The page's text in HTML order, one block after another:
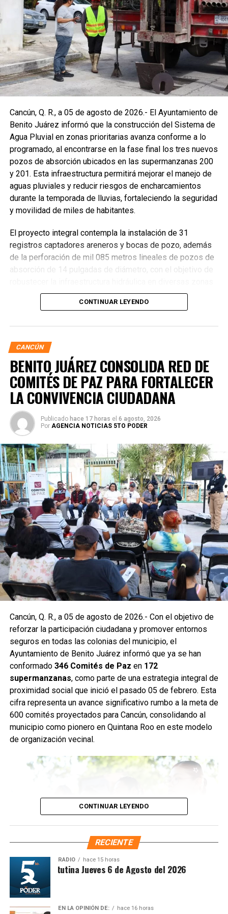
Cancún, Q. R., a 05 de agosto de 2026.- El Ayuntamiento de
Benito Juárez informó que la construcción del Sistema de
Agua Pluvial en zonas prioritarias avanza conforme a lo
programado, al encontrarse en la fase final los tres nuevos
pozos de absorción ubicados en las supermanzanas 200
y 201. Esta infraestructura permitirá mejorar el manejo de
aguas pluviales y reducir riesgos de encharcamientos
durante la temporada de lluvias, fortaleciendo la seguridad
y movilidad de miles de habitantes.
El proyecto integral contempla la instalación de 31
registros captadores areneros y bocas de pozo, además
de la perforación de mil 085 metros lineales de pozos de
absorción de 14 pulgadas de diámetro, con el objetivo de
de la ciudad. La Encargada de Despacho de la Presidencia
Municipal, Landy Guadalupe Canché Pantoja, supervisó
vialidades donde se colocó la nueva infraestructura.
En la Supermanzana 200 se edificaron dos pozos sobre la
avenida Hacienda de Chunchucmil, mientras que en la
Supermanzana 201 se construyó uno más en la
intersección de las avenidas Hacienda de Chunchucmil y
Hacienda de la Ciénega. Estas acciones forman parte de
un programa mayor que incluye trabajos en las
supermanzanas 93, 94, 95, 96, 99, 100, 101, 102, 105, 251,
255 y 517.
Como parte de las labores permanentes de prevención,
también se realizaron desazolves en pozos de absorción
de las supermanzanas 213 y 235, donde personal de
Servicios Públicos retiró basura vegetal, tierra y otros
desechos que obstruyen el flujo pluvial. En la
Supermanzana 235 se complementó la jornada con una
brigada de descacharrización para evitar la formación de
basureros clandestinos y promover la correcta
disposición de muebles, electrodomésticos y llantas.
Fuente: 5to Poder Agencia de Noticias
CONTINUAR LEYENDO
CANCÚN
BENITO JUÁREZ CONSOLIDA RED DE
COMITÉS DE PAZ PARA FORTALECER
LA CONVIVENCIA CIUDADANA
Publicado hace 17 horas el 6 agosto, 2026
Por AGENCIA NOTICIAS 5TO PODER
Cancún, Q. R., a 05 de agosto de 2026.- Con el objetivo de
reforzar la participación ciudadana y promover entornos
seguros en todas las colonias del municipio, el
Ayuntamiento de Benito Juárez informó que ya se han
conformado 346 Comités de Paz en 172
supermanzanas, como parte de una estrategia integral de
proximidad social que inició el pasado 05 de febrero. Esta
cifra representa un avance significativo rumbo a la meta de
600 comités proyectados para Cancún, consolidando al
municipio como pionero en Quintana Roo en este modelo
de organización vecinal.
Desde su implementación, los comités han permitido que
CONTINUAR LEYENDO
RECIENTE
RADIO hace 15 horas
Síntesis Matutina Jueves 6 de Agosto del 2026
EN LA OPINIÓN DE: hace 16 horas